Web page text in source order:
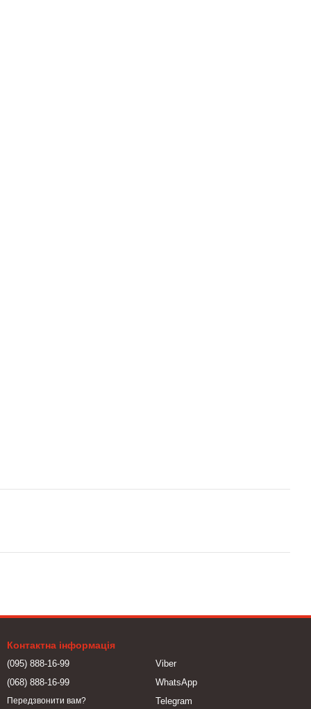
Контактна інформація
(095) 888-16-99
(068) 888-16-99
Передзвонити вам?
Viber
WhatsApp
Telegram